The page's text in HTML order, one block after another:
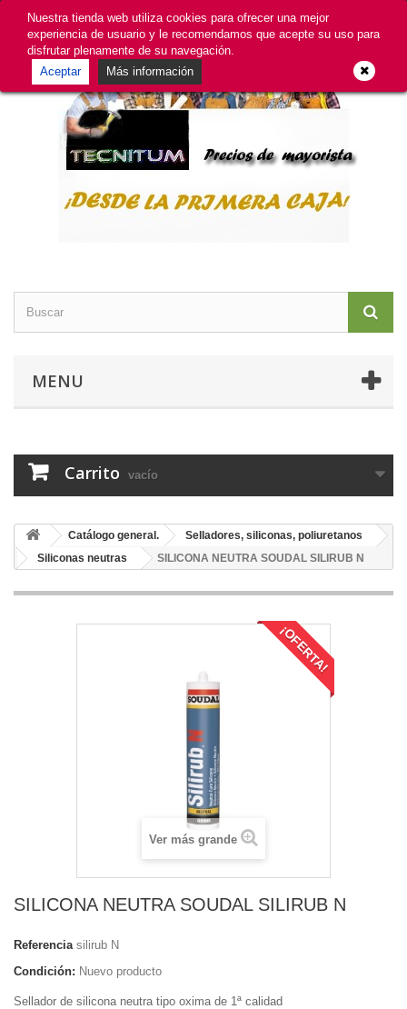
Nuestra tienda web utiliza cookies para ofrecer una mejor
experiencia de usuario y le recomendamos que acepte su uso para
disfrutar plenamente de su navegación.
Aceptar
Más información
Contacte con nosotros
Iniciar sesión
GDPR
MENU
Carrito vacío
Catálogo general.
Selladores, siliconas, poliuretanos
Siliconas neutras
SILICONA NEUTRA SOUDAL SILIRUB N
¡OFERTA!
Ver más grande
SILICONA NEUTRA SOUDAL SILIRUB N
Referencia silirub N
Condición: Nuevo producto
Sellador de silicona neutra tipo oxima de 1ª calidad